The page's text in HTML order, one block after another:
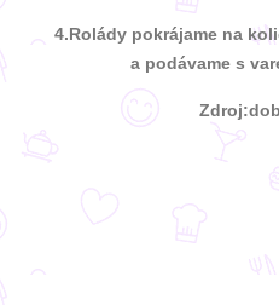
4.Rolády pokrájame na
a podávame s